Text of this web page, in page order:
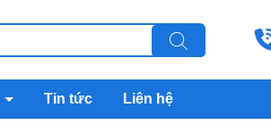
Tin tức Liên hệ